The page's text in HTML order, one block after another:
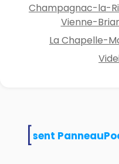
Champagnac-la-
Vienne-
La Chapelle-
utilisent